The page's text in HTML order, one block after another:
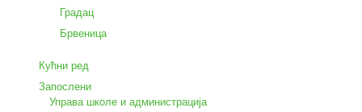
Градац
Брвеница
Кућни ред
Запослени
Управа школе и администрација